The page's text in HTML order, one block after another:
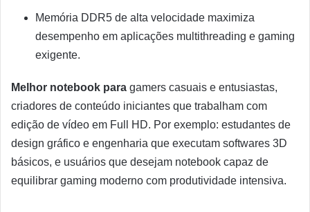
Memória DDR5 de alta velocidade maximiza
desempenho em aplicações multithreading e gaming
exigente.
Melhor notebook para gamers casuais e entusiastas,
criadores de conteúdo iniciantes que trabalham com
edição de vídeo em Full HD. Por exemplo: estudantes de
design gráfico e engenharia que executam softwares 3D
básicos, e usuários que desejam notebook capaz de
equilibrar gaming moderno com produtividade intensiva.